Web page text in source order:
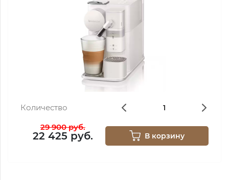
Количество
29 900 руб.
22 425 руб. В корзину